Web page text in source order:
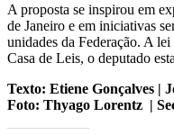
A proposta se inspirou em
de Janeiro e em iniciativas
unidades da Federação. A
Casa de Leis, o deputado
Texto: Etiene Gonçalves |
Foto: Thyago Lorentz |